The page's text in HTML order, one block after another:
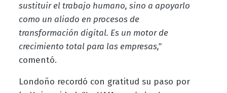
sustituir el trabajo humano, sino a apoyarlo
como un aliado en procesos de
transformación digital. Es un motor de
crecimiento total para las empresas,"
comentó.
Londoño recordó con gratitud su paso por